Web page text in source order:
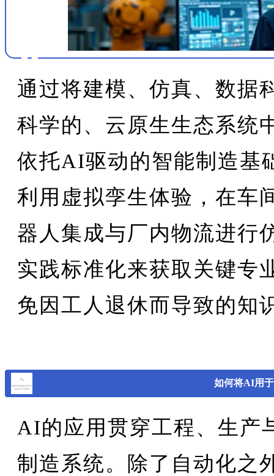
通过将建模、仿真、数据
科学的、云原生生态系统
依托AI驱动的智能制造基
利用虚拟孪生体验，在车
器人集成与厂内物流进行
实践标准化来获取关键专
免因工人退休而导致的知
如何将AI用
AI的应用贯穿工程、生产
制造系统。除了自动化之